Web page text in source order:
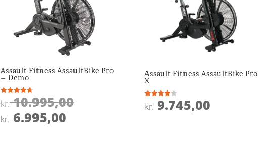
Assault Fitness AssaultBike Pro
– Demo
Vurderet
4.7
kr.10.995,00Den
oprindelige
kr. 6.995,00Den
Assault Fitness AssaultBike Pro
X
Vurderet
4
kr. 9.745,00